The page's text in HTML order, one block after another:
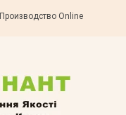
Производство Online